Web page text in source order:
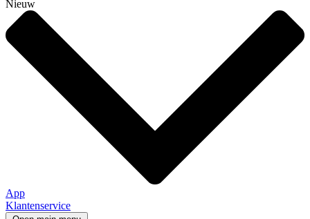
Nieuw
App
Klantenservice